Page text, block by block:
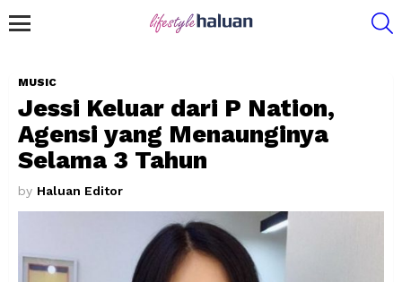
MUSIC
Jessi Keluar dari P Nation,
Agensi yang Menaunginya
Selama 3 Tahun
by Haluan Editor